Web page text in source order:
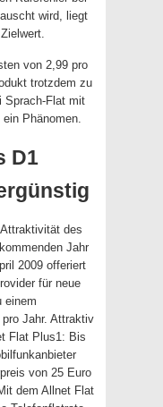
wird, liegt
von 2,99 pro
trotzdem zu
Sprach-Flat mit
Phänomen.
D1
des
Jahr
2009 offeriert
für neue
einem
Jahr. Attraktiv
Flat Plus1: Bis
von 25 Euro
dem Allnet Flat